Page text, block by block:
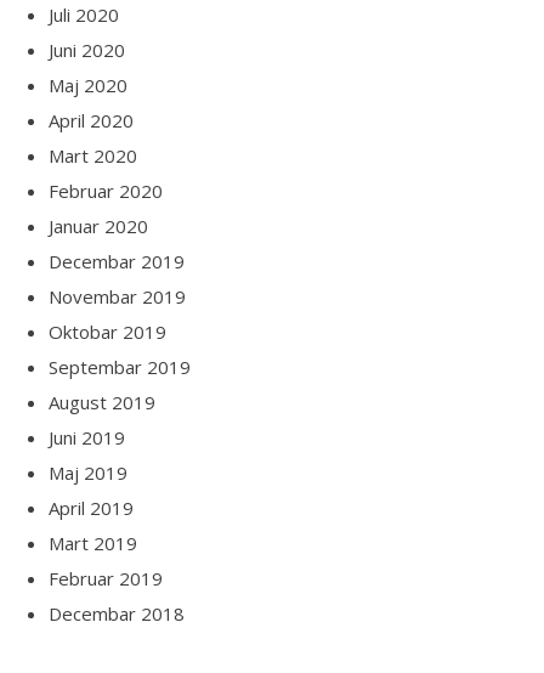
Juli 2020
Juni 2020
Maj 2020
April 2020
Mart 2020
Februar 2020
Januar 2020
Decembar 2019
Novembar 2019
Oktobar 2019
Septembar 2019
August 2019
Juni 2019
Maj 2019
April 2019
Mart 2019
Februar 2019
Decembar 2018